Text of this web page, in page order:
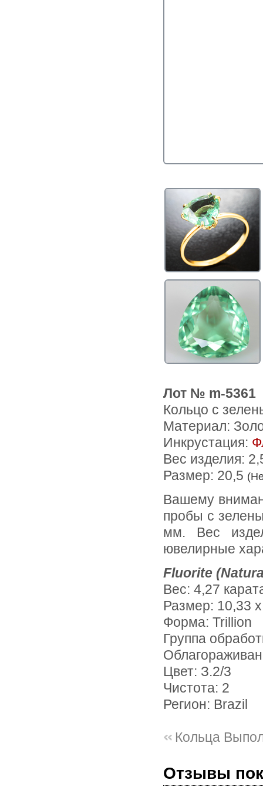
Лот № m-5361
Кольцо с
Материал:
Инкрустация:
Вес изделия:
Размер: 20,5
Вашему вниманию предлагается кольцо из желтого золота 585
пробы c
мм. Вес
ювелирные
Fluorite
Вес: 4,27
Размер: 10,33
Форма: Trillion
Группа
Цвет: З.2/3
Чистота: 2
Регион: Brazil
Кольца
Отзывы